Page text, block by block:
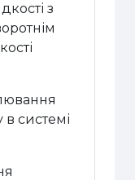
з
системі